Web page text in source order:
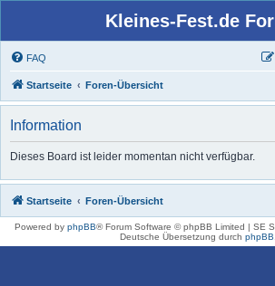
Kleines-Fest.de
FAQ
Startseite Foren-Übersicht
Information
Dieses Board ist leider momentan nicht verfügbar.
Startseite Foren-Übersicht
Powered by phpBB® Forum Software © phpBB Limited | SE
Deutsche Übersetzung durch